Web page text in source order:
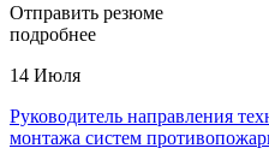
Отправить резюме
подробнее
14 Июля
Руководитель направления
монтажа систем